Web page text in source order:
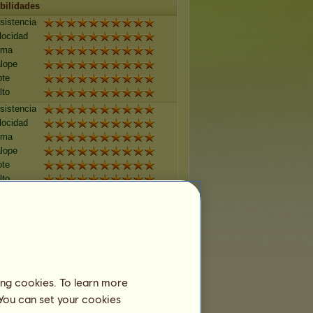
cookies. To learn more
can set your cookies